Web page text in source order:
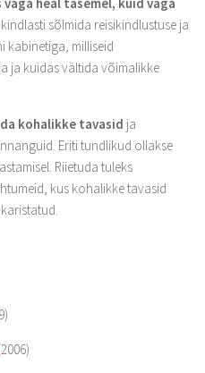
sõlmida reisikindlustuse ja
kabinetiga, milliseid
ja kuidas vältida võimalikke
kohalikke tavasid ja
Eriti tundlikud ollakse
Riietuda tuleks
kus kohalikke tavasid